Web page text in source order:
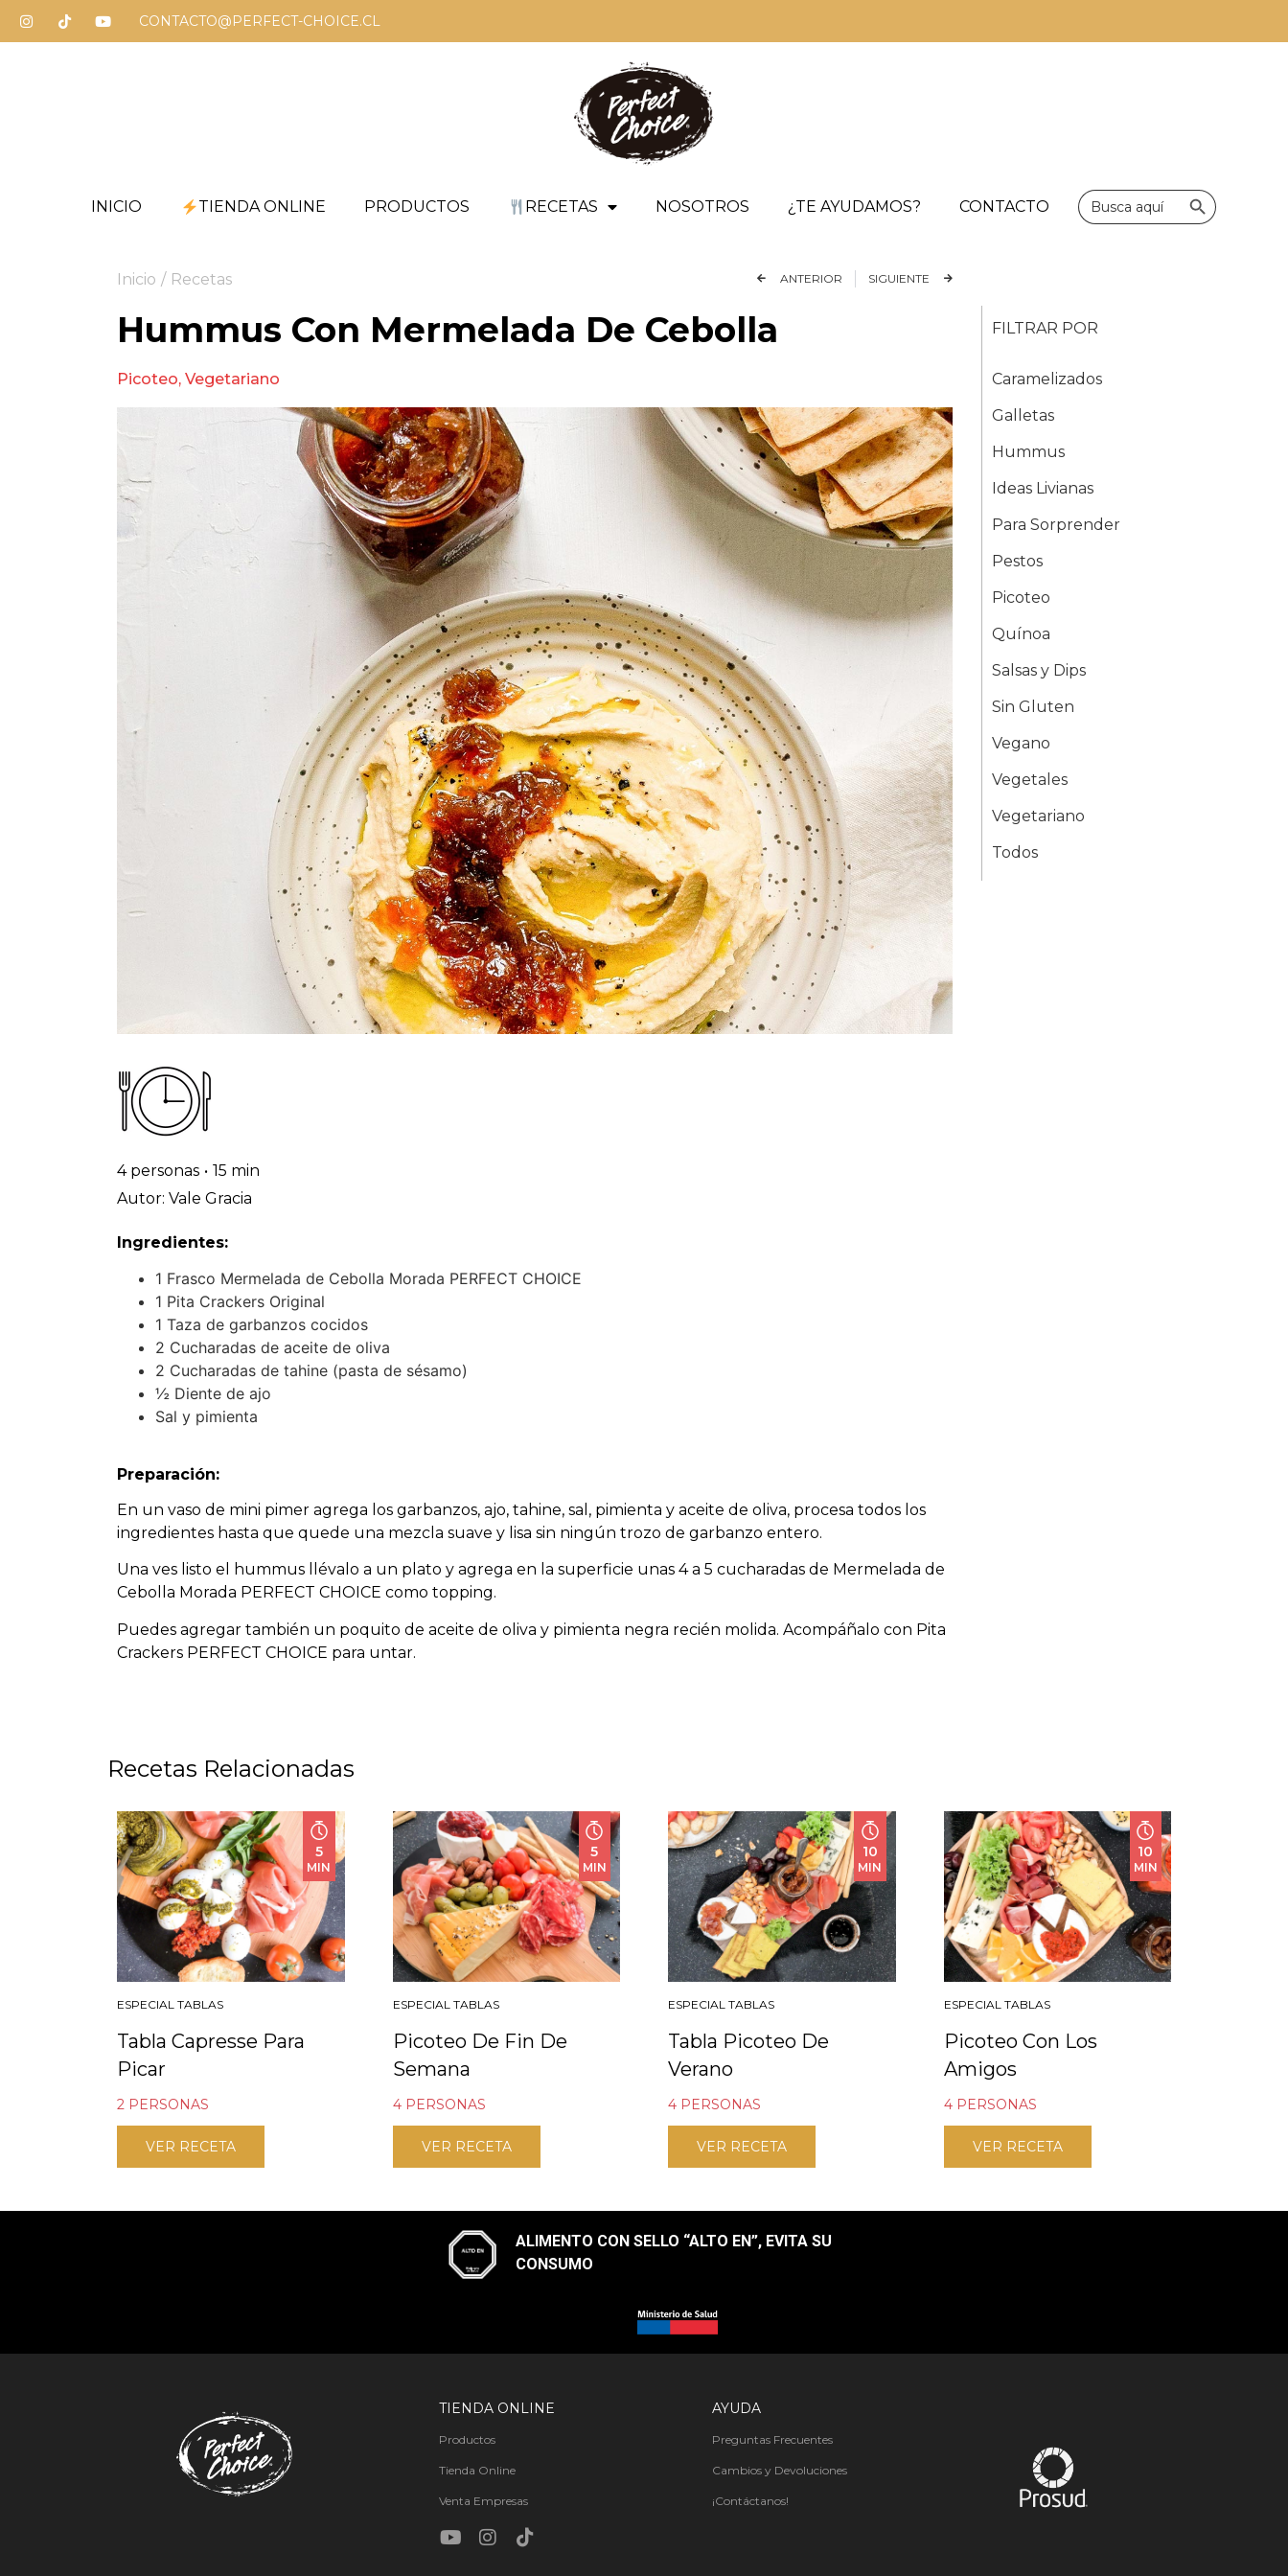
CONTACTO@PERFECT-CHOICE.CL
INICIO TIENDA ONLINE PRODUCTOS RECETAS NOSOTROS ¿TE AYUDAMOS? CONTACTO
Buscar: Botón de
Inicio / Recetas ANTERIOR SIGUIENTE
Hummus Con Mermelada De Cebolla
Picoteo, Vegetariano
4 personas • 15 min
Autor: Vale Gracia
Ingredientes:
1 Frasco Mermelada de Cebolla Morada PERFECT CHOICE
1 Pita Crackers Original
1 Taza de garbanzos cocidos
2 Cucharadas de aceite de oliva
2 Cucharadas de tahine (pasta de sésamo)
½ Diente de ajo
Sal y pimienta
Preparación:
En un vaso de mini pimer agrega los garbanzos, ajo, tahine, sal, pimienta y aceite de oliva, procesa todos los
ingredientes hasta que quede una mezcla suave y lisa sin ningún trozo de garbanzo entero.
Una ves listo el hummus llévalo a un plato y agrega en la superficie unas 4 a 5 cucharadas de Mermelada de
Cebolla Morada PERFECT CHOICE como topping.
Puedes agregar también un poquito de aceite de oliva y pimienta negra recién molida. Acompáñalo con Pita
Crackers PERFECT CHOICE para untar.
FILTRAR POR
Caramelizados
Galletas
Hummus
Ideas Livianas
Para Sorprender
Pestos
Picoteo
Quínoa
Salsas y Dips
Sin Gluten
Vegano
Vegetales
Vegetariano
Todos
Recetas Relacionadas
5
MIN
ESPECIAL TABLAS
Tabla Capresse Para
Picar
2 PERSONAS
VER RECETA
5
MIN
ESPECIAL TABLAS
Picoteo De Fin De
Semana
4 PERSONAS
VER RECETA
10
MIN
ESPECIAL TABLAS
Tabla Picoteo De
Verano
4 PERSONAS
VER RECETA
10
MIN
ESPECIAL TABLAS
Picoteo Con Los
Amigos
4 PERSONAS
VER RECETA
ALIMENTO CON SELLO “ALTO EN”, EVITA SU
CONSUMO​
TIENDA ONLINE
Productos
Tienda Online
Venta Empresas
AYUDA
Preguntas Frecuentes
Cambios y Devoluciones
¡Contáctanos!